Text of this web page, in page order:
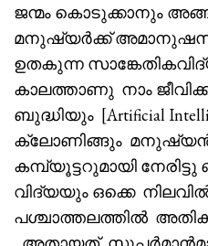
ജന്മം കൊടുക്കാനും
മനുഷ്യർക്ക്
ഉതകുന്ന
കാലത്താണു നാം
ബുദ്ധിയും [Artificial
ക്ലോണിങ്ങും
കമ്പ്യൂട്ടറുമായി
വിദ്യയും ഒക്കെ
പശ്ചാത്തലത്തിൽ